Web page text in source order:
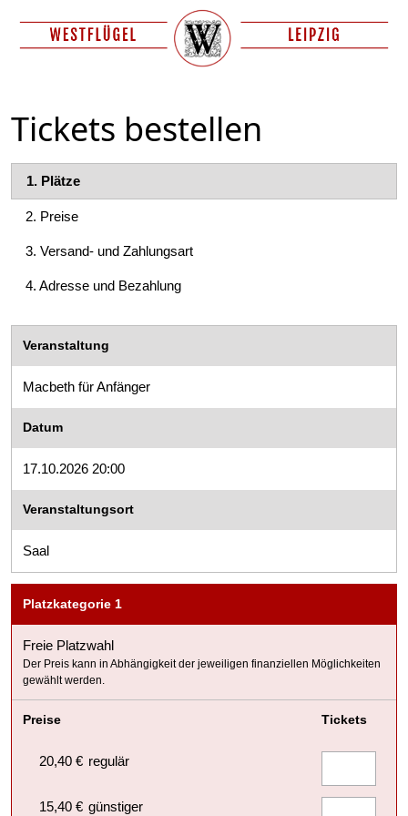
Tickets bestellen
1. Plätze
2. Preise
3. Versand- und Zahlungsart
4. Adresse und Bezahlung
Veranstaltung
Macbeth für Anfänger
Datum
17.10.2026 20:00
Veranstaltungsort
Saal
Platzkategorie 1
Freie Platzwahl
Der Preis kann in Abhängigkeit der jeweiligen finanziellen Möglichkeiten
gewählt werden.
Tickets
Preise
20,40 € regulär
15,40 € günstiger